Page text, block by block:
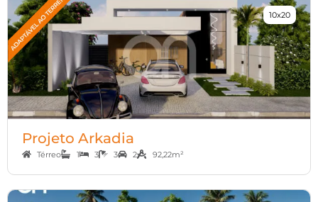
Projeto Arkadia
Térreo 1 3 3 2 92,22m²
10x20